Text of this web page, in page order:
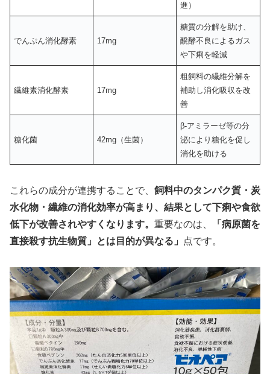
進）
でんぷん消化酵素 17mg
糖質の分解を助け、
醗酵不良によるガス
や下痢を軽減
繊維素消化酵素 17mg
粗飼料の繊維分解を
補助し消化吸収を改
善
糖化菌 42mg（生菌）
β-アミラーゼ等の分
泌により糖化を促し
消化を助ける
これらの成分が連携することで、 飼料中のタンパク質・炭
水化物・繊維の消化効率が高まり、結果として下痢や食欲
低下が改善されやすくなります。 重要なのは、
「病原菌を
直接殺す抗生物質」とは目的が異なる」
点です。